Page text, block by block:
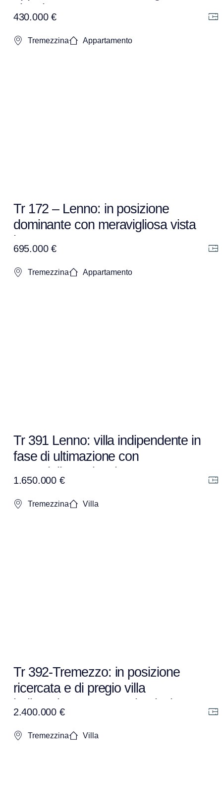
vista lago
430.000 €
Tremezzina Appartamento
Tr 172 – Lenno: in posizione
dominante con meravigliosa vista
lago.
695.000 €
Tremezzina Appartamento
Tr 391 Lenno: villa indipendente in
fase di ultimazione con
meravigliosa vista lago.
1.650.000 €
Tremezzina Villa
Tr 392-Tremezzo: in posizione
ricercata e di pregio villa
indipendente con ampia piscina.
2.400.000 €
Tremezzina Villa